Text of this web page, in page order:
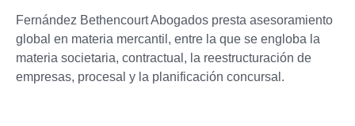
Fernández Bethencourt Abogados presta asesoramiento
global en materia mercantil, entre la que se engloba la
materia societaria, contractual, la reestructuración de
empresas, procesal y la planificación concursal.